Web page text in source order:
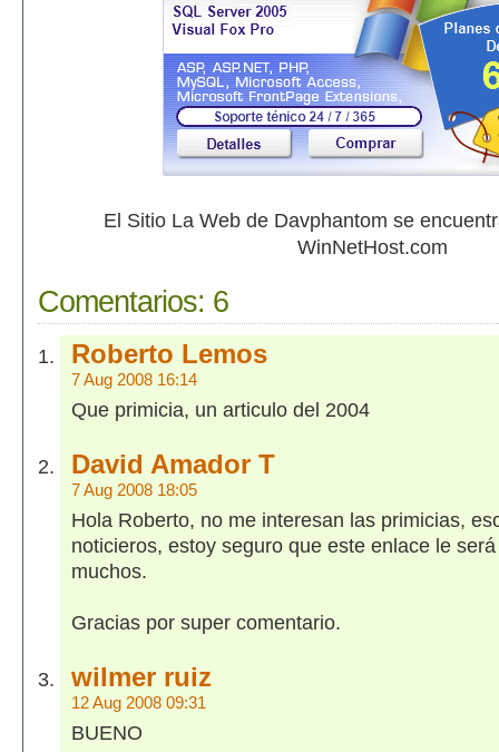
El Sitio La Web de Davphantom se
WinNetHost.com
Comentarios: 6
Roberto Lemos
7 Aug 2008 16:14
Que primicia, un articulo del 2004
David Amador T
7 Aug 2008 18:05
Hola Roberto, no me interesan las primicias,
noticieros, estoy seguro que este enlace le
muchos.
Gracias por super comentario.
wilmer ruiz
12 Aug 2008 09:31
BUENO